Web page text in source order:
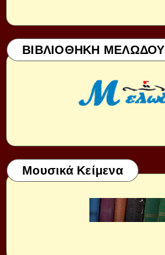
ΒΙΒΛΙΟΘΗΚΗ ΜΕΛΩΔΟΥ
Μουσικά Κείμενα